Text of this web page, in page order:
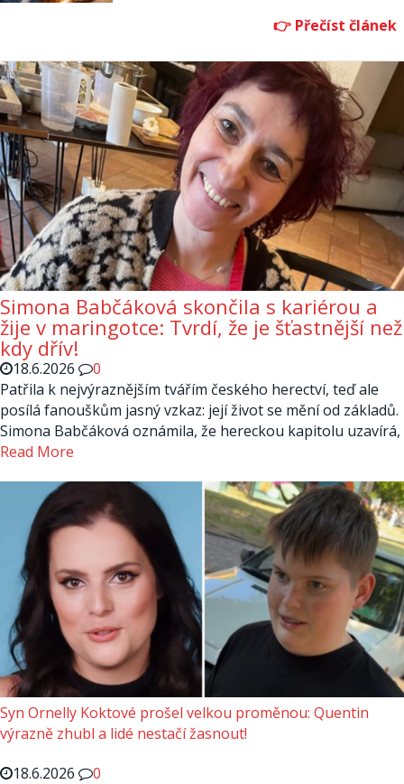
Simona Babčáková skončila s kariérou a
žije v maringotce: Tvrdí, že je šťastnější než
kdy dřív!
18.6.2026
0
Patřila k nejvýraznějším tvářím českého herectví, teď ale
posílá fanouškům jasný vzkaz: její život se mění od základů.
Simona Babčáková oznámila, že hereckou kapitolu uzavírá,
Read More
Syn Ornelly Koktové prošel velkou proměnou: Quentin
výrazně zhubl a lidé nestačí žasnout!
18.6.2026
0